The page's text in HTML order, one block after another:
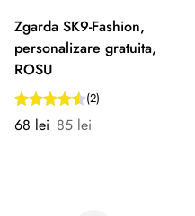
Zgarda SK9-Fashion,
personalizare gratuita,
ROSU
(2)
Preț
68 lei
Preț
85 lei